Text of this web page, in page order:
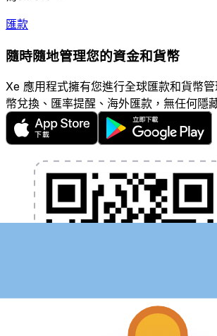
匯款
隨時隨地管理您的資金和貨幣
Xe 應用程式擁有您進行全球匯款和貨幣
幣兌換、匯率提醒、海外匯款，無任何隱